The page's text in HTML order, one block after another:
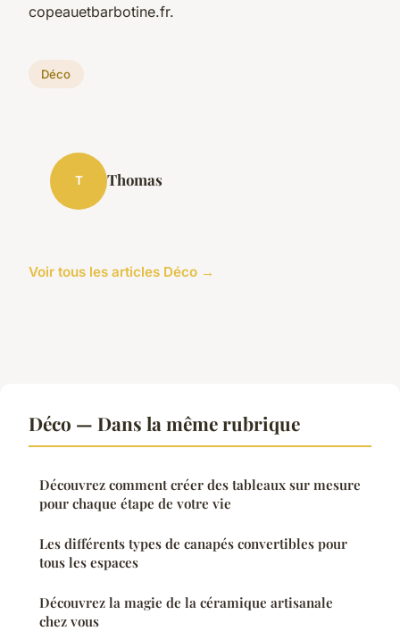
copeauetbarbotine.fr.
Déco
T Thomas
Voir tous les articles Déco →
Déco — Dans la même rubrique
Découvrez comment créer des tableaux sur mesure
pour chaque étape de votre vie
Les différents types de canapés convertibles pour
tous les espaces
Découvrez la magie de la céramique artisanale
chez vous